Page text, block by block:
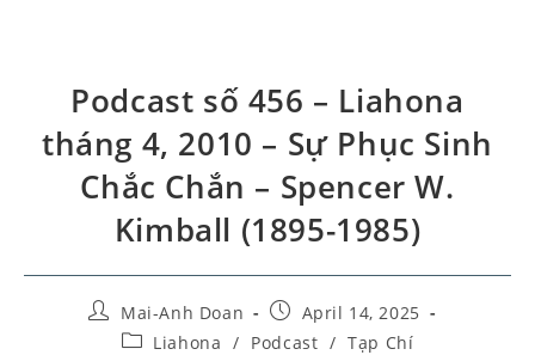
Podcast số 456 – Liahona
tháng 4, 2010 – Sự Phục Sinh
Chắc Chắn – Spencer W.
Kimball (1895-1985)
Mai-Anh Doan
April 14, 2025
Liahona / Podcast / Tạp Chí